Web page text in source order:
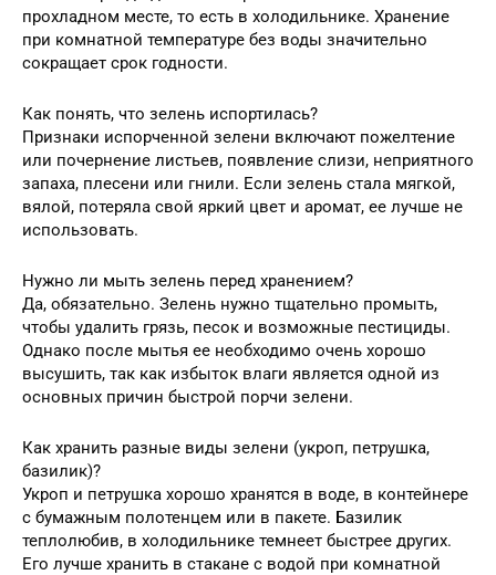
прохладном месте, то есть в холодильнике. Хранение
при комнатной температуре без воды значительно
сокращает срок годности.
Как понять, что зелень испортилась?
Признаки испорченной зелени включают пожелтение
или почернение листьев, появление слизи, неприятного
запаха, плесени или гнили. Если зелень стала мягкой,
вялой, потеряла свой яркий цвет и аромат, ее лучше не
использовать.
Нужно ли мыть зелень перед хранением?
Да, обязательно. Зелень нужно тщательно промыть,
чтобы удалить грязь, песок и возможные пестициды.
Однако после мытья ее необходимо очень хорошо
высушить, так как избыток влаги является одной из
основных причин быстрой порчи зелени.
Как хранить разные виды зелени (укроп, петрушка,
базилик)?
Укроп и петрушка хорошо хранятся в воде, в контейнере
с бумажным полотенцем или в пакете. Базилик
теплолюбив, в холодильнике темнеет быстрее других.
Его лучше хранить в стакане с водой при комнатной